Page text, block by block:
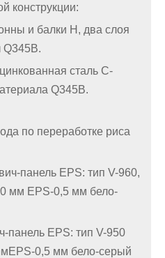
конструкции:
и балки H, два слоя
Q345B.
сталь С-
Q345B.
по переработке риса
панель EPS: тип V-960,
мм EPS-0,5 мм бело-
панель EPS: тип V-950
0,5 мм бело-серый